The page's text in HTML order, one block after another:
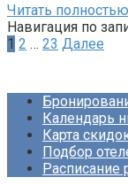
Читать полностью
Навигация по
1 2 … 23 Далее
Календарь
Карта
Подбор
Расписание